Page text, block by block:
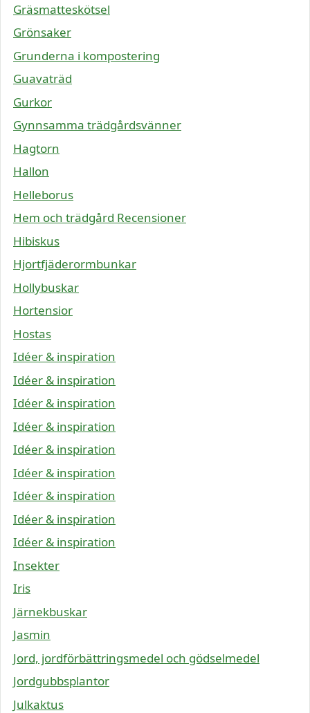
Gräsmatteskötsel
Grönsaker
Grunderna i kompostering
Guavaträd
Gurkor
Gynnsamma trädgårdsvänner
Hagtorn
Hallon
Helleborus
Hem och trädgård Recensioner
Hibiskus
Hjortfjäderormbunkar
Hollybuskar
Hortensior
Hostas
Idéer & inspiration
Idéer & inspiration
Idéer & inspiration
Idéer & inspiration
Idéer & inspiration
Idéer & inspiration
Idéer & inspiration
Idéer & inspiration
Idéer & inspiration
Insekter
Iris
Järnekbuskar
Jasmin
Jord, jordförbättringsmedel och gödselmedel
Jordgubbsplantor
Julkaktus